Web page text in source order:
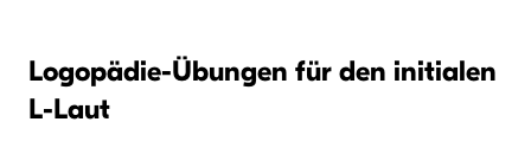
Logopädie-Übungen für den initialen
L-Laut